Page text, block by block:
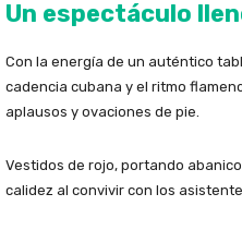
Un espectáculo
Con la energía de un auténtico
cadencia cubana y el ritmo
aplausos y ovaciones de pie.
Vestidos de rojo, portando
calidez al convivir con los